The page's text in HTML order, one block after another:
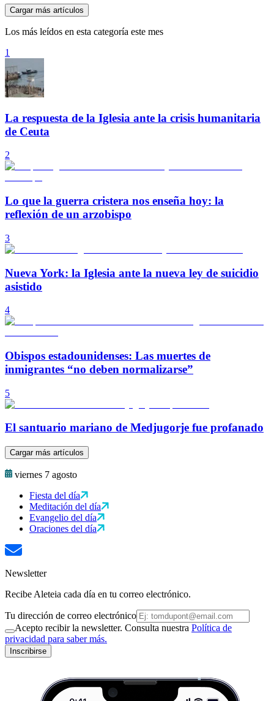
Cargar más artículos
Los más leídos en esta categoría este mes
1
La respuesta de la Iglesia ante la crisis humanitaria
de Ceuta
2
Lo que la guerra cristera nos enseña hoy: la
reflexión de un arzobispo
3
Nueva York: la Iglesia ante la nueva ley de suicidio
asistido
4
Obispos estadounidenses: Las muertes de
inmigrantes “no deben normalizarse”
5
El santuario mariano de Medjugorje fue profanado
Cargar más artículos
viernes 7 agosto
Fiesta del día
Meditación del día
Evangelio del día
Oraciones del día
Newsletter
Recibe Aleteia cada día en tu correo electrónico.
Tu dirección de correo electrónico
Acepto recibir la newsletter. Consulta nuestra Política de
privacidad para saber más.
Inscribirse